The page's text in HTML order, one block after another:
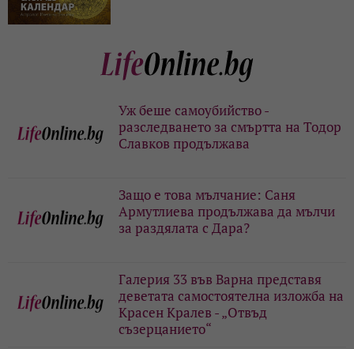
Уж беше самоубийство -
разследването за смъртта на Тодор
Славков продължава
Защо е това мълчание: Саня
Армутлиева продължава да мълчи
за раздялата с Дара?
Галерия 33 във Варна представя
деветата самостоятелна изложба на
Красен Кралев - „Отвъд
съзерцанието“